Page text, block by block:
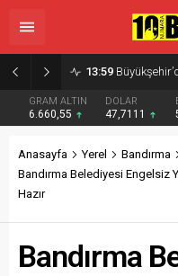
08:13 ALTIEYLÜL
GRAM ALTIN
6.660,55
DOLAR
47,7111
Anasayfa Yerel
Bandırma
Bandırma Belediyesi Engelsiz
Hazır
Bandırma